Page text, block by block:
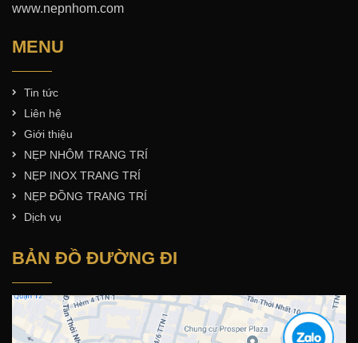
www.nepnhom.com
MENU
Tin tức
Liên hệ
Giới thiệu
NẸP NHÔM TRANG TRÍ
NẸP INOX TRANG TRÍ
NẸP ĐỒNG TRANG TRÍ
Dịch vụ
BẢN ĐỒ ĐƯỜNG ĐI